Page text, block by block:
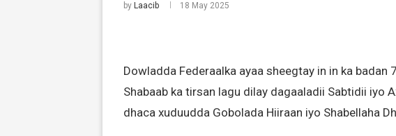
by Laacib 18 May 2025
Dowladda Federaalka ayaa sheegtay in in ka badan
Shabaab ka tirsan lagu dilay dagaaladii Sabtidii iyo
dhaca xuduudda Gobolada Hiiraan iyo Shabellaha